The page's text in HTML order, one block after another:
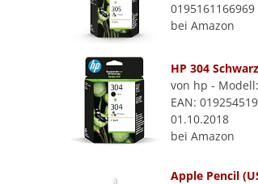
bei Amazon
HP 304
von hp -
EAN:
01.10.2018
bei Amazon
Apple Pencil